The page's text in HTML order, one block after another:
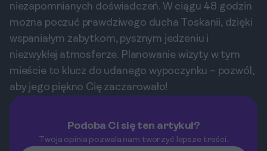
niezapomnianych doświadczeń. W ciągu 48 godzin
można poczuć prawdziwego ducha Toskanii, dzięki
wspaniałym zabytkom, pysznym jedzeniu i
niezwykłej atmosferze. Planowanie wizyty w tym
mieście to klucz do udanego wypoczynku – pozwól,
aby jego piękno Cię zaczarowało!
Podoba Ci się ten artykuł?
Twoja opinia pozwala nam tworzyć lepsze treści.